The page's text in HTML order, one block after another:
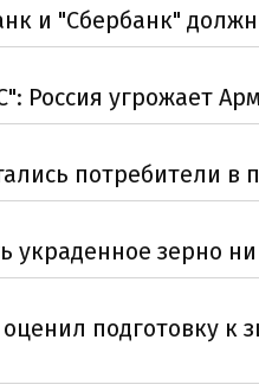
и "Сбербанк"
Россия угрожает
потребители в
украденное зерно
подготовку к